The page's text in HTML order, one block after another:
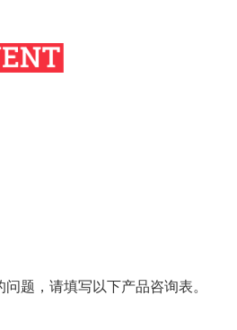
题，请填写以下产品咨询表。